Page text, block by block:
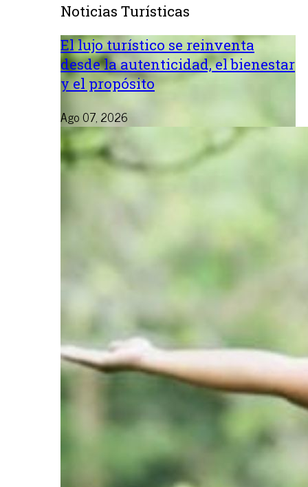
Noticias Turísticas
El lujo turístico se reinventa
desde la autenticidad, el bienestar
y el propósito
Ago 07, 2026